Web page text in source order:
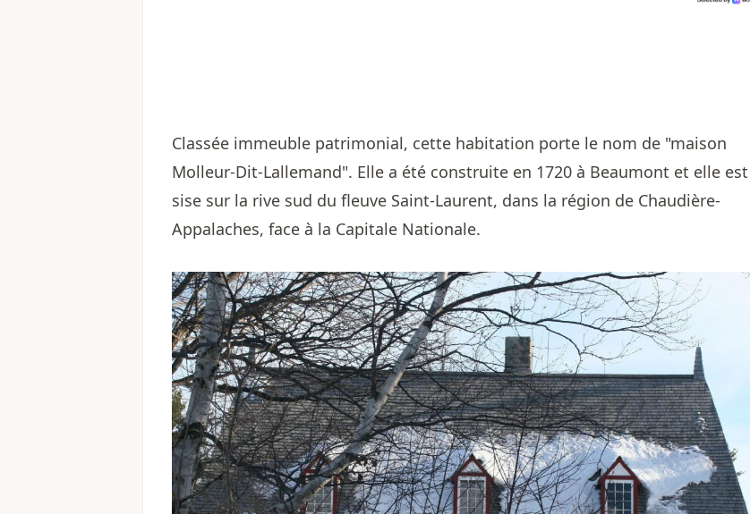
Classée immeuble patrimonial, cette habitation porte le nom de "maison
Molleur-Dit-Lallemand". Elle a été construite en 1720 à Beaumont et elle est
sise sur la rive sud du fleuve Saint-Laurent, dans la région de Chaudière-
Appalaches, face à la Capitale Nationale.